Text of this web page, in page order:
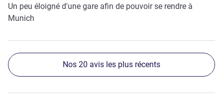
Un peu éloigné d'une gare afin de pouvoir se rendre à
Munich
Nos 20 avis les plus récents